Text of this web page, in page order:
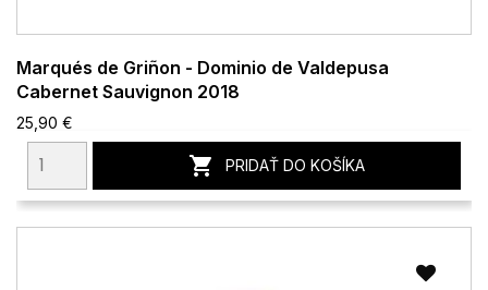
Marqués de Griñon - Dominio de Valdepusa
Cabernet Sauvignon 2018
25,90 €
 PRIDAŤ DO KOŠÍKA